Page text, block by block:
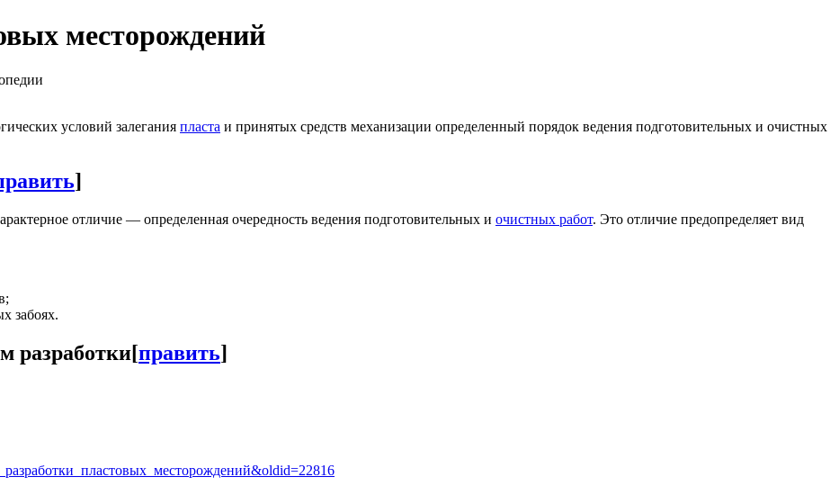
месторождений
условий залегания пласта и принятых средств механизации определенный порядок ведения подготовительных и очистных
]
отличие — определенная очередность ведения подготовительных и очистных работ. Это отличие предопределяет вид
забоях.
разработки[править]